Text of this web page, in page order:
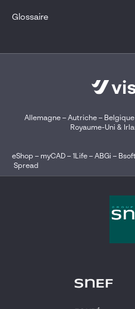
Glossaire
Allemagne– Autriche– Belgique
Royaume-Uni &
eShop – myCAD – 1Life – ABGi – Bsoft
Spread